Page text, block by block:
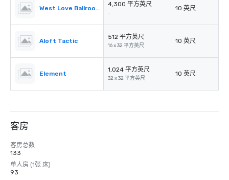
West Love Ballroom
4,300 平方英尺
-
10 英尺
Aloft Tactic
512 平方英尺
16 x 32 平方英尺
10 英尺
Element
1,024 平方英尺
32 x 32 平方英尺
10 英尺
客房
客房总数
133
单人房 (1张 床)
93